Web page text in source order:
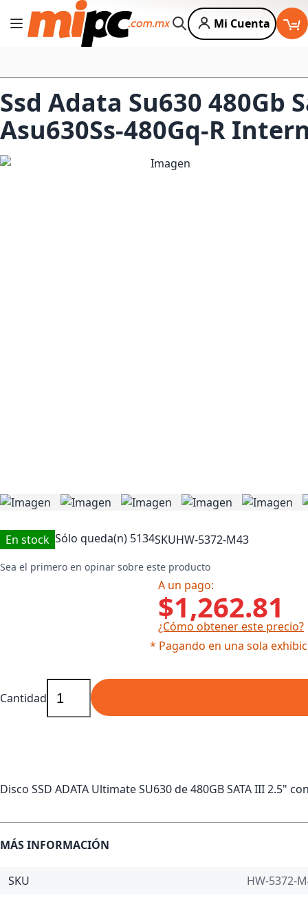
Cambiar Nav
Buscar
Mi Cuenta
Ssd Adata Su630 480Gb
Asu630Ss-480Gq-R
En stock Sólo queda(n) 5134SKUHW-5372-M43
Sea el primero en opinar sobre este producto
A un pago:
$1,262.81
¿Cómo obtener este precio?
* Pagando en una sola
Cantidad
Disco SSD ADATA Ultimate SU630 de 480GB SATA III
MÁS INFORMACIÓN
SKU
HW-5372-